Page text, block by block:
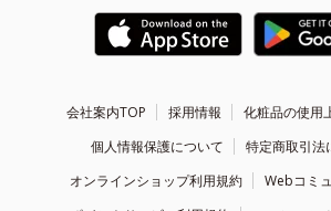
会社案内TOP 採用情報
化粧品の使用
個人情報保護について
特定商取引法
オンラインショップ利用規約
Webコミ